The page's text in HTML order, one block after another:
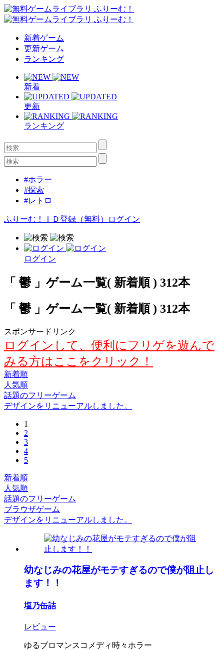
新着ゲーム
更新ゲーム
ランキング
新着
更新
ランキング
#ホラー
#探索
#レトロ
ふりーむ！ＩＤ登録（無料） ログイン
ログイン
「 鬱 」ゲーム一覧( 新着順 ) 312本
「 鬱 」ゲーム一覧( 新着順 ) 312本
スポンサードリンク
ログインして、便利にフリゲを遊んで
みる方はここをクリック！
新着順
人気順
話題のフリーゲーム
デザインをリニューアルしました。
1
2
3
4
5
新着順
人気順
話題のフリーゲーム
ブラウザゲーム
デザインをリニューアルしました。
幼なじみの花屋がモテすぎるので僕が阻止し
ます！！
塩乃缶詰
レビュー
ゆるブロマンスコメディ時々ホラー